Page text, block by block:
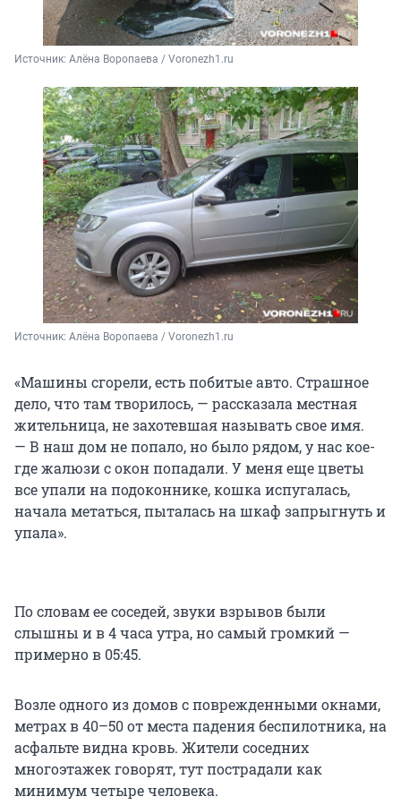
Источник: Алёна Воропаева / Voronezh1.ru
Источник: Алёна Воропаева / Voronezh1.ru
«Машины сгорели, есть побитые авто. Страшное
дело, что там творилось, — рассказала местная
жительница, не захотевшая называть свое имя.
— В наш дом не попало, но было рядом, у нас кое-
где жалюзи с окон попадали. У меня еще цветы
все упали на подоконнике, кошка испугалась,
начала метаться, пыталась на шкаф запрыгнуть и
упала».
По словам ее соседей, звуки взрывов были
слышны и в 4 часа утра, но самый громкий —
примерно в 05:45.
Возле одного из домов с поврежденными окнами,
метрах в 40–50 от места падения беспилотника, на
асфальте видна кровь. Жители соседних
многоэтажек говорят, тут пострадали как
минимум четыре человека.